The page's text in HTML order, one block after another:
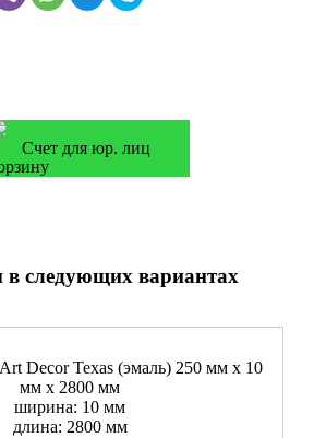
Счет для юр. лиц
в следующих вариантах
Decor Texas (эмаль) 250 мм х 10
мм х 2800 мм
ширина: 10 мм
длина: 2800 мм